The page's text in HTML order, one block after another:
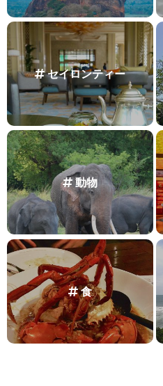
セイロンティー
動物
食